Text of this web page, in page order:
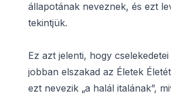
állapotának neveznek, és ezt
tekintjük.
Ez azt jelenti, hogy
jobban elszakad az Életek
ezt nevezik „a halál italának”,